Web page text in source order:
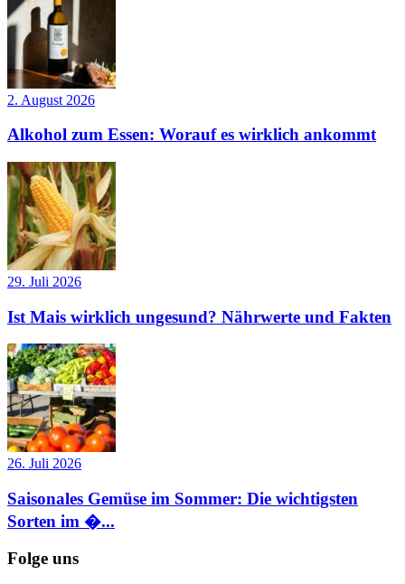
2. August 2026
Alkohol zum Essen: Worauf es wirklich ankommt
29. Juli 2026
Ist Mais wirklich ungesund? Nährwerte und Fakten
26. Juli 2026
Saisonales Gemüse im Sommer: Die wichtigsten
Sorten im �...
Folge uns